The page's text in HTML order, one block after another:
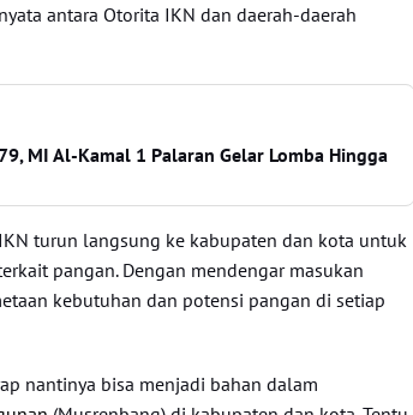
antara Otorita IKN dan daerah-daerah
MI Al-Kamal 1 Palaran Gelar Lomba Hingga
turun langsung ke kabupaten dan kota untuk
pangan. Dengan mendengar masukan
kebutuhan dan potensi pangan di setiap
nantinya bisa menjadi bahan dalam